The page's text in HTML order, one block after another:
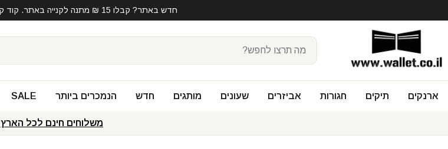
חדש באתר? קבלו 15 ₪ מתנה לקנייה באתר. קוד קופון:
ארנקים תיקים חגורות אביזרים שעונים מותגים חדש הנמכרים ביותר SALE
משלוחים חינם לכל הארץ